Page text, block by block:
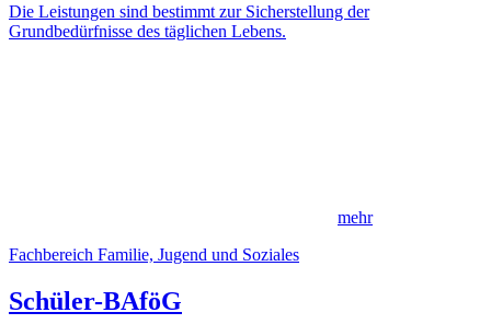
Die Leistungen sind bestimmt zur Sicherstellung der
Grundbedürfnisse des täglichen Lebens.
mehr
Fachbereich Familie, Jugend und Soziales
Schüler-BAföG